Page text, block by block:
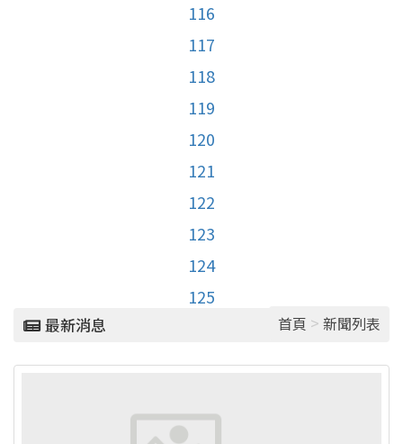
116
117
118
119
120
121
122
123
124
125
最新消息 首頁 > 新聞列表